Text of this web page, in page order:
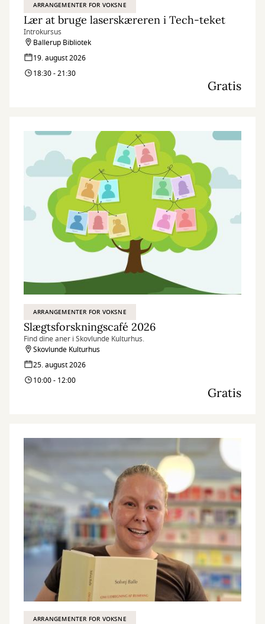
ARRANGEMENTER FOR VOKSNE
Lær at bruge laserskæreren i Tech-teket
Introkursus
Ballerup Bibliotek
19. august 2026
18:30 - 21:30
Gratis
ARRANGEMENTER FOR VOKSNE
Slægtsforskningscafé 2026
Find dine aner i Skovlunde Kulturhus.
Skovlunde Kulturhus
25. august 2026
10:00 - 12:00
Gratis
ARRANGEMENTER FOR VOKSNE